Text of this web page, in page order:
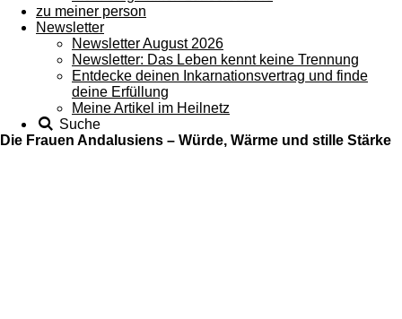
zu meiner person
Newsletter
Newsletter August 2026
Newsletter: Das Leben kennt keine Trennung
Entdecke deinen Inkarnationsvertrag und finde
deine Erfüllung
Meine Artikel im Heilnetz
Suche
Die Frauen Andalusiens – Würde, Wärme und stille Stärke